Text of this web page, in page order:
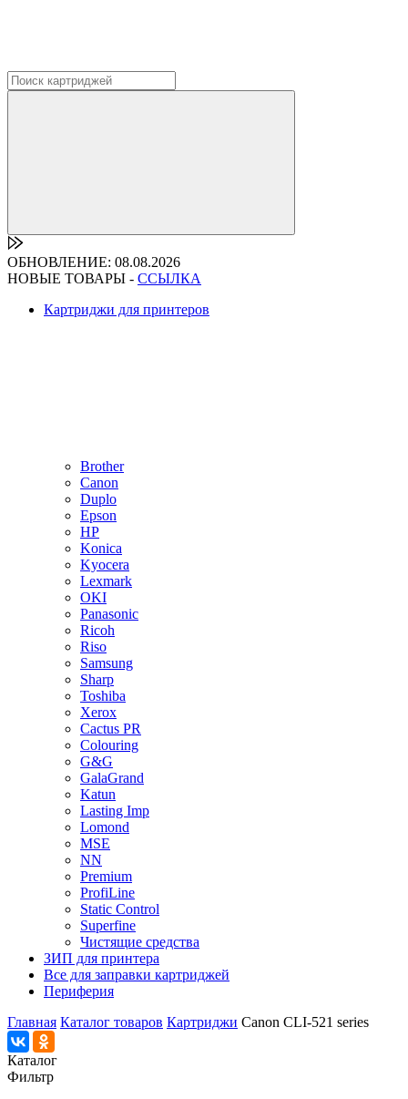
ОБНОВЛЕНИЕ: 08.08.2026
НОВЫЕ ТОВАРЫ - ССЫЛКА
Картриджи для принтеров
Brother
Canon
Duplo
Epson
HP
Konica
Kyocera
Lexmark
OKI
Panasonic
Ricoh
Riso
Samsung
Sharp
Toshiba
Xerox
Cactus PR
Colouring
G&G
GalaGrand
Katun
Lasting Imp
Lomond
MSE
NN
Premium
ProfiLine
Static Control
Superfine
Чистящие средства
ЗИП для принтера
Все для заправки картриджей
Периферия
Главная Каталог товаров Картриджи Canon CLI-521 series
Каталог
Фильтр